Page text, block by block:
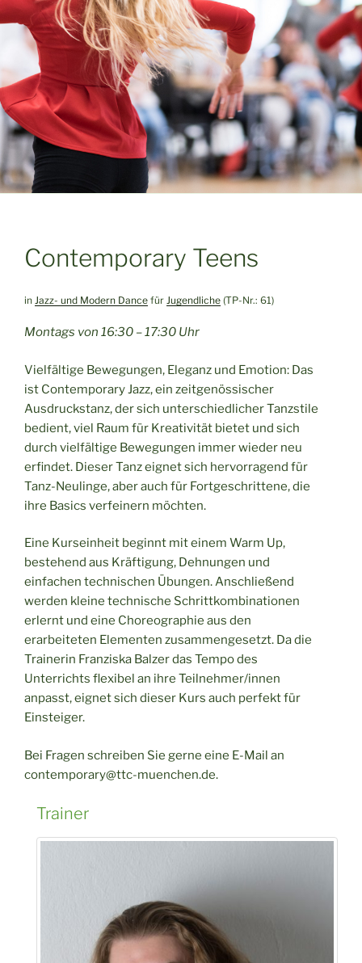
Contemporary Teens
in Jazz- und Modern Dance für Jugendliche (TP-Nr.: 61)
Montags von 16:30 – 17:30 Uhr
Vielfältige Bewegungen, Eleganz und Emotion: Das
ist Contemporary Jazz, ein zeitgenössischer
Ausdruckstanz, der sich unterschiedlicher Tanzstile
bedient, viel Raum für Kreativität bietet und sich
durch vielfältige Bewegungen immer wieder neu
erfindet. Dieser Tanz eignet sich hervorragend für
Tanz-Neulinge, aber auch für Fortgeschrittene, die
ihre Basics verfeinern möchten.
Eine Kurseinheit beginnt mit einem Warm Up,
bestehend aus Kräftigung, Dehnungen und
einfachen technischen Übungen. Anschließend
werden kleine technische Schrittkombinationen
erlernt und eine Choreographie aus den
erarbeiteten Elementen zusammengesetzt. Da die
Trainerin Franziska Balzer das Tempo des
Unterrichts flexibel an ihre Teilnehmer/innen
anpasst, eignet sich dieser Kurs auch perfekt für
Einsteiger.
Bei Fragen schreiben Sie gerne eine E-Mail an
contemporary@ttc-muenchen.de.
Trainer